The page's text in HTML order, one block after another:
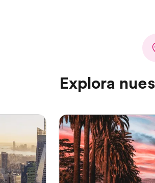
Explora